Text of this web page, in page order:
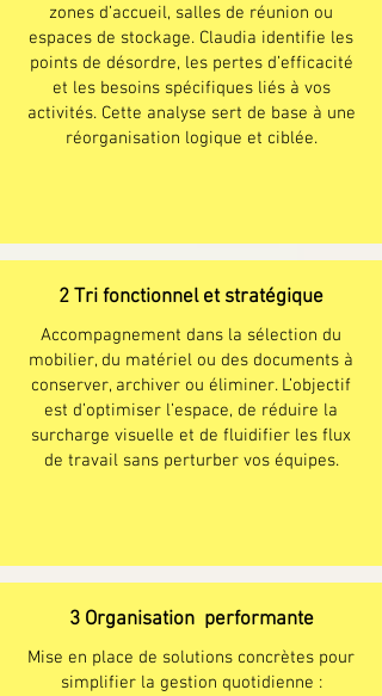
zones d’accueil, salles de réunion ou
espaces de stockage. Claudia identifie les
points de désordre, les pertes d’efficacité
et les besoins spécifiques liés à vos
activités. Cette analyse sert de base à une
réorganisation logique et ciblée.
2 Tri fonctionnel et stratégique
Accompagnement dans la sélection du
mobilier, du matériel ou des documents à
conserver, archiver ou éliminer. L’objectif
est d’optimiser l’espace, de réduire la
surcharge visuelle et de fluidifier les flux
de travail sans perturber vos équipes.
3 Organisation performante
Mise en place de solutions concrètes pour
simplifier la gestion quotidienne :